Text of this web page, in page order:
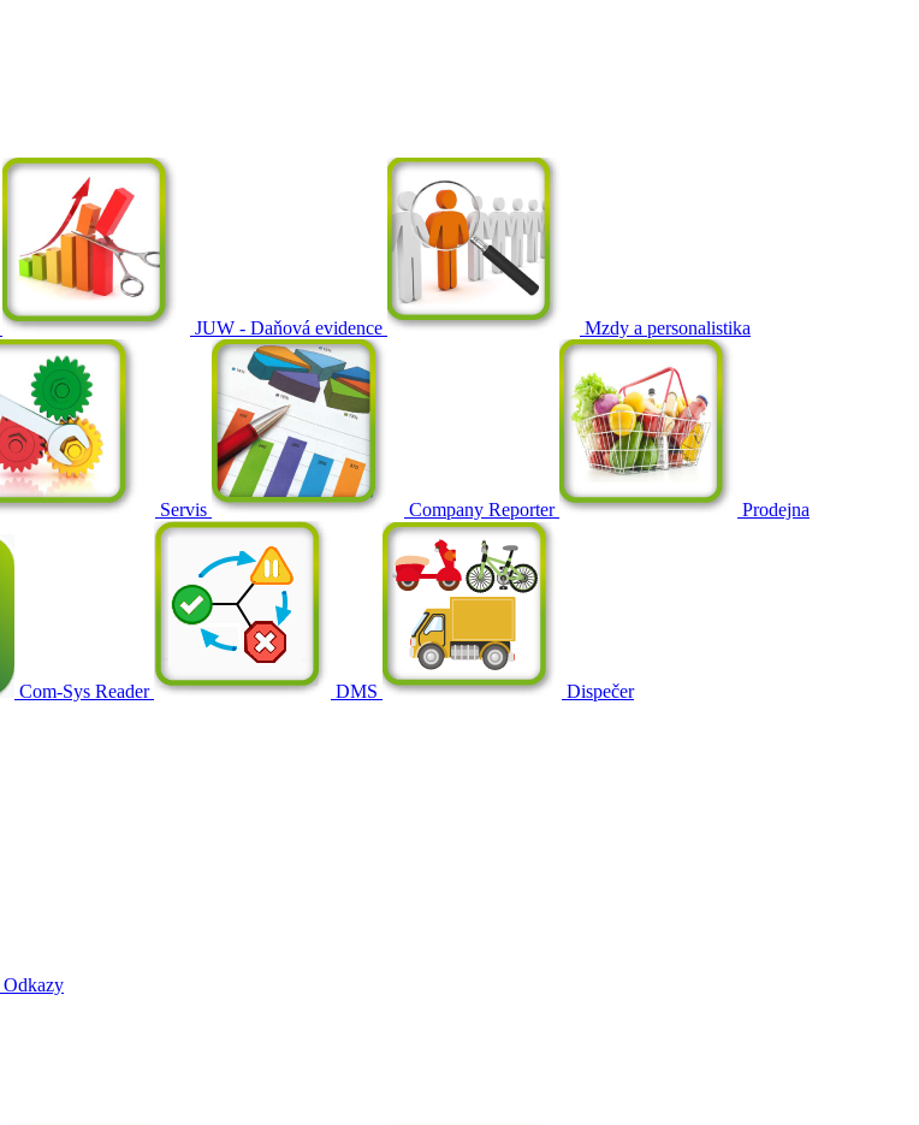
JUW - Daňová evidence Mzdy a personalistika
Servis Company Reporter Prodejna
Com-Sys Reader DMS
Dispečer
Odkazy